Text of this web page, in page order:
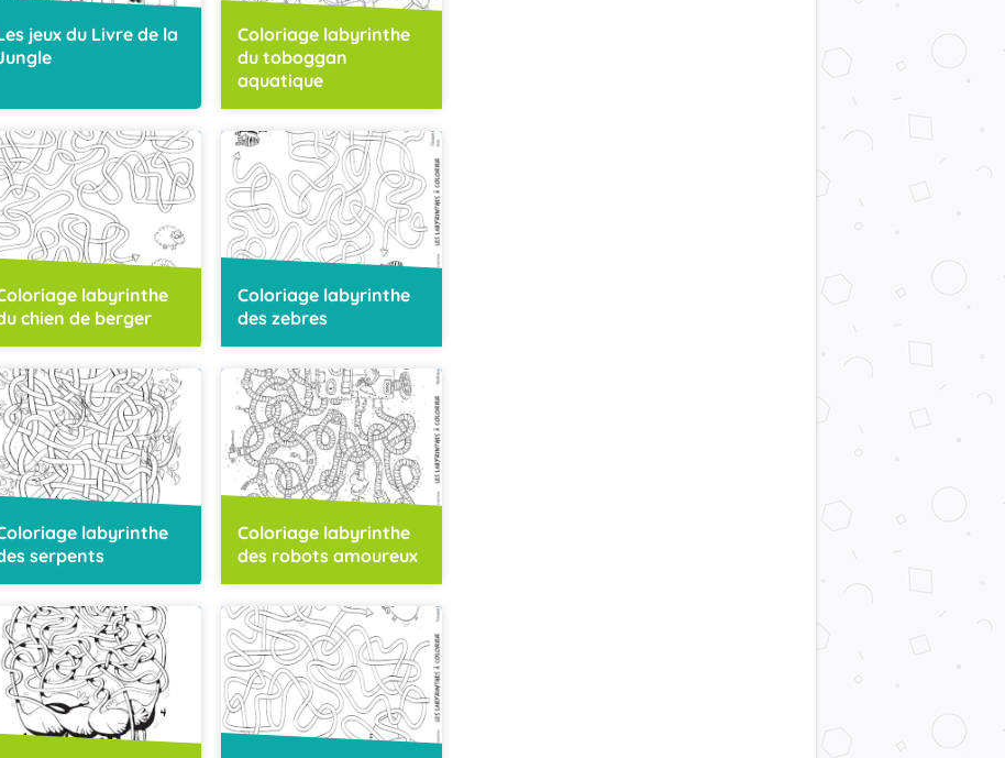
jeux du Livre de la
Coloriage labyrinthe
du toboggan
aquatique
labyrinthe
chien de berger
Coloriage labyrinthe
des zebres
labyrinthe
serpents
Coloriage labyrinthe
des robots amoureux